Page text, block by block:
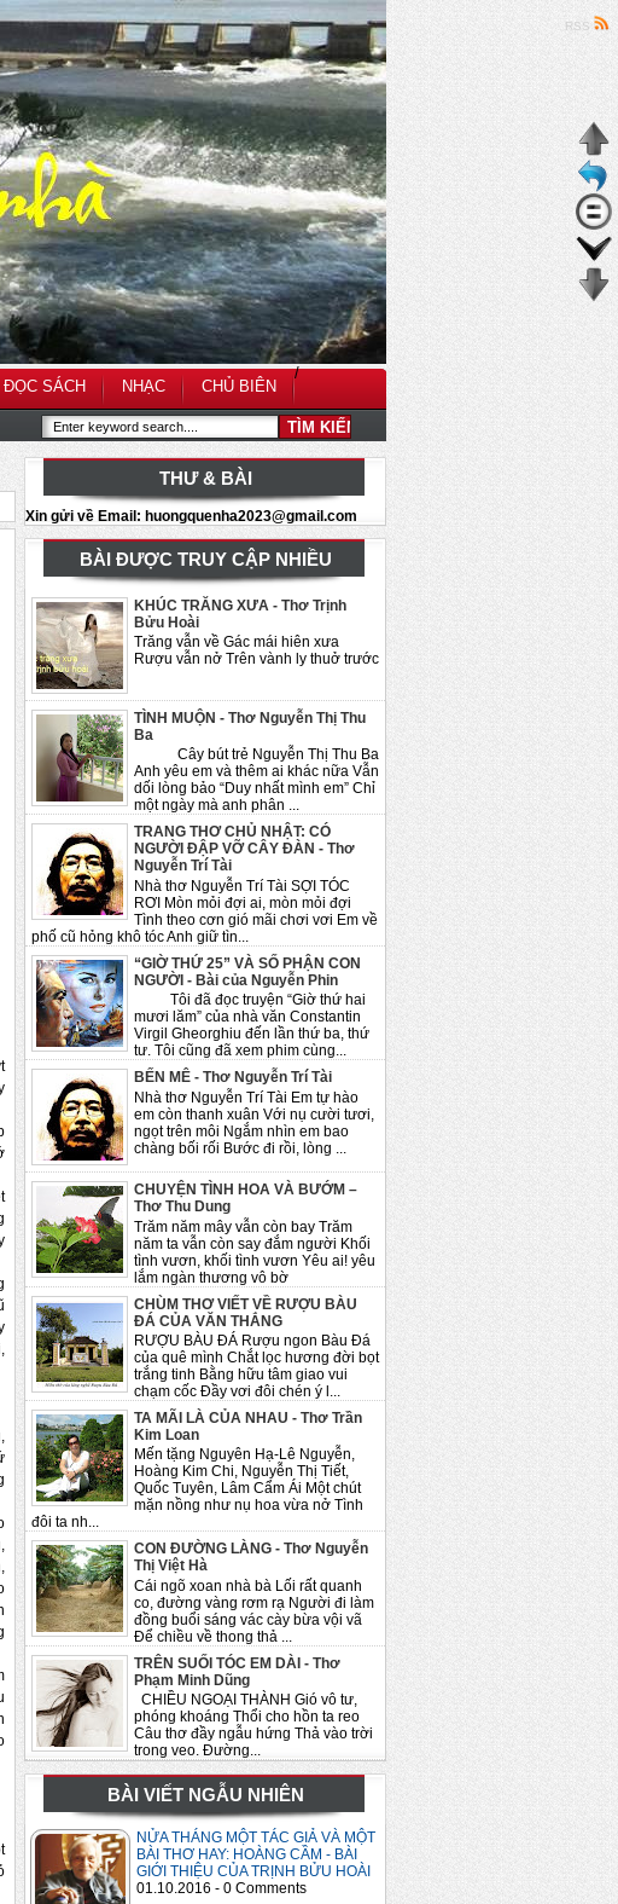
/
ĐỌC SÁCH NHẠC CHỦ BIÊN
RSS
THƯ & BÀI
Xin gửi về Email: huongquenha2023@gmail.com
BÀI ĐƯỢC TRUY CẬP NHIỀU
KHÚC TRĂNG XƯA - Thơ Trịnh
Bửu Hoài
Trăng vẫn về Gác mái hiên xưa
Rượu vẫn nở Trên vành ly thuở trước
TÌNH MUỘN - Thơ Nguyễn Thị Thu
Ba
Cây bút trẻ Nguyễn Thị Thu Ba
Anh yêu em và thêm ai khác nữa Vẫn
dối lòng bảo “Duy nhất mình em” Chỉ
một ngày mà anh phân ...
TRANG THƠ CHỦ NHẬT: CÓ
NGƯỜI ĐẬP VỠ CÂY ĐÀN - Thơ
Nguyễn Trí Tài
Nhà thơ Nguyễn Trí Tài SỢI TÓC
RƠI Mòn mỏi đợi ai, mòn mỏi đợi
Tình theo cơn gió mãi chơi vơi Em về
phố cũ hỏng khô tóc Anh giữ tìn...
“GIỜ THỨ 25” VÀ SỐ PHẬN CON
NGƯỜI - Bài của Nguyễn Phin
Tôi đã đọc truyện “Giờ thứ hai
mươi lăm” của nhà văn Constantin
Virgil Gheorghiu đến lần thứ ba, thứ
tư. Tôi cũng đã xem phim cùng...
BẾN MÊ - Thơ Nguyễn Trí Tài
Nhà thơ Nguyễn Trí Tài Em tự hào
em còn thanh xuân Với nụ cười tươi,
ngọt trên môi Ngắm nhìn em bao
chàng bối rối Bước đi rồi, lòng ...
CHUYỆN TÌNH HOA VÀ BƯỚM –
Thơ Thu Dung
Trăm năm mây vẫn còn bay Trăm
năm ta vẫn còn say đắm người Khối
tình vươn, khối tình vươn Yêu ai! yêu
lắm ngàn thương vô bờ
CHÙM THƠ VIẾT VỀ RƯỢU BÀU
ĐÁ CỦA VĂN THẮNG
RƯỢU BÀU ĐÁ Rượu ngon Bàu Đá
của quê mình Chắt lọc hương đời bọt
trắng tinh Bằng hữu tâm giao vui
chạm cốc Đầy vơi đôi chén ý l...
TA MÃI LÀ CỦA NHAU - Thơ Trần
Kim Loan
Mến tặng Nguyên Hạ-Lê Nguyễn,
Hoàng Kim Chi, Nguyễn Thị Tiết,
Quốc Tuyên, Lâm Cẩm Ái Một chút
mặn nồng như nụ hoa vừa nở Tình
đôi ta nh...
CON ĐƯỜNG LÀNG - Thơ Nguyễn
Thị Việt Hà
Cái ngõ xoan nhà bà Lối rất quanh
co, đường vàng rơm rạ Người đi làm
đồng buổi sáng vác cày bừa vội vã
Để chiều về thong thả ...
TRÊN SUỐI TÓC EM DÀI - Thơ
Phạm Minh Dũng
CHIỀU NGOẠI THÀNH Gió vô tư,
phóng khoáng Thổi cho hồn ta reo
Câu thơ đầy ngẫu hứng Thả vào trời
trong veo. Đường...
BÀI VIẾT NGẪU NHIÊN
NỬA THÁNG MỘT TÁC GIẢ VÀ MỘT
BÀI THƠ HAY: HOÀNG CẦM - BÀI
GIỚI THIỆU CỦA TRỊNH BỬU HOÀI
01.10.2016 - 0 Comments